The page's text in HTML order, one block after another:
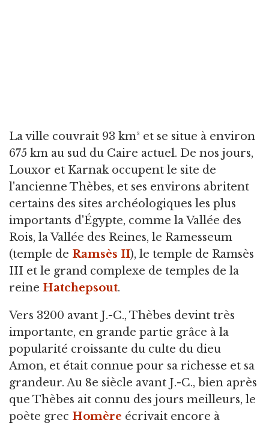
La ville couvrait 93 km² et se situe à environ
675 km au sud du Caire actuel. De nos jours,
Louxor et Karnak occupent le site de
l'ancienne Thèbes, et ses environs abritent
certains des sites archéologiques les plus
importants d'Égypte, comme la Vallée des
Rois, la Vallée des Reines, le Ramesseum
(temple de Ramsès II), le temple de Ramsès
III et le grand complexe de temples de la
reine Hatchepsout.
Vers 3200 avant J.-C., Thèbes devint très
importante, en grande partie grâce à la
popularité croissante du culte du dieu
Amon, et était connue pour sa richesse et sa
grandeur. Au 8e siècle avant J.-C., bien après
que Thèbes ait connu des jours meilleurs, le
poète grec Homère écrivait encore à